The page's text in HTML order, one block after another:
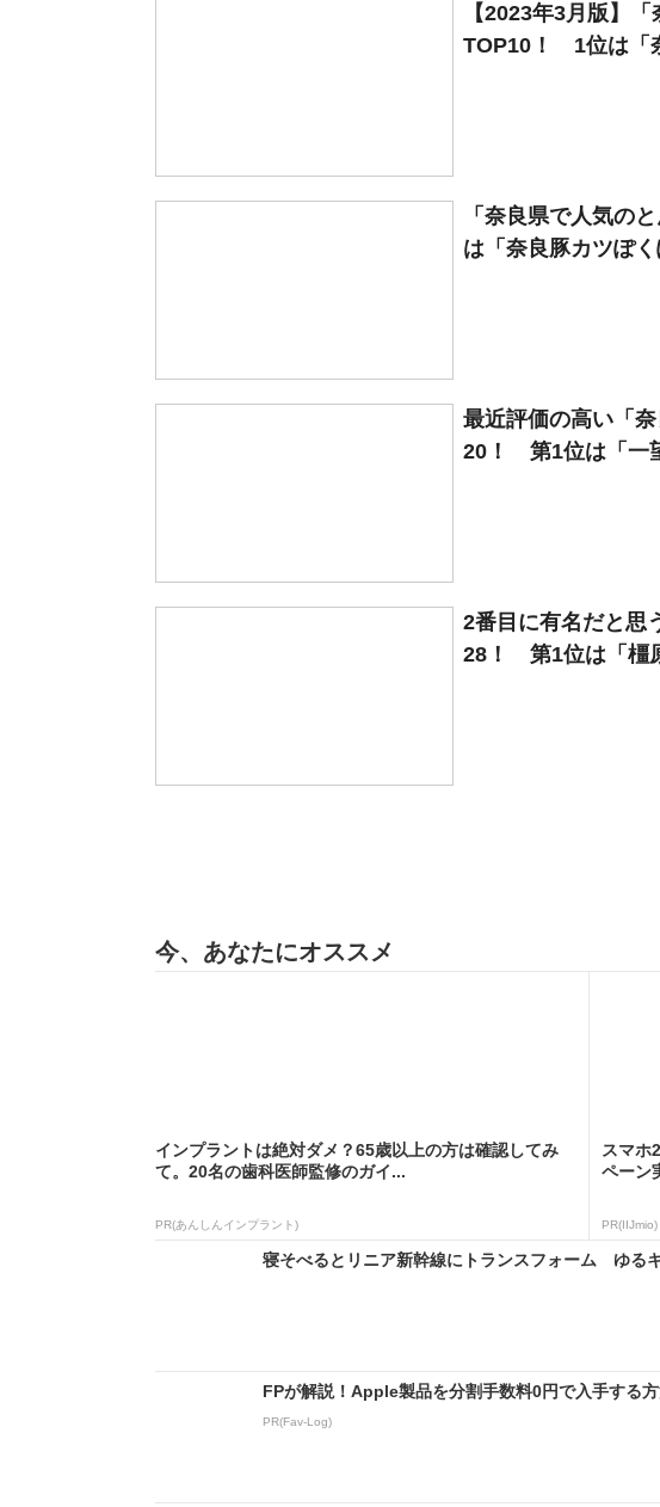
【2023年3月版】
TOP10！ 1位は「
「奈良県で人気の
は「奈良豚カツぽ
最近評価の高い「
20！ 第1位は「一
2番目に有名だと思
28！ 第1位は「橿
今、あなたにオススメ
インプラントは絶対ダメ？65歳以上の方は確認してみ
て。20名の歯科医師監修のガイ...
PR(あんしんインプラント)
スマホ
ペーン
PR(IIJmio)
寝そべるとリニア新幹線にトランスフォーム ゆる
FPが解説！Apple製品を分割手数料0円で入手する方
PR(Fav-Log)